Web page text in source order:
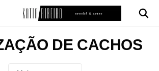
DE CACHOS